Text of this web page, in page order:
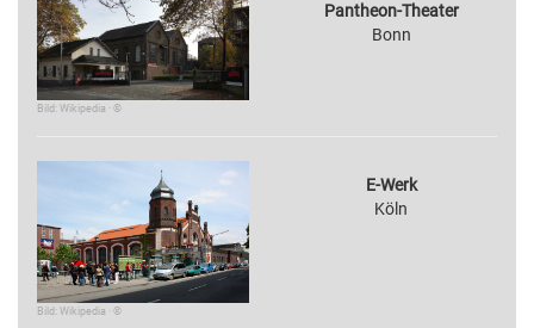
Bild: Wikipedia · ©
Pantheon-Theater
Bonn
Bild: Wikipedia · ©
E-Werk
Köln